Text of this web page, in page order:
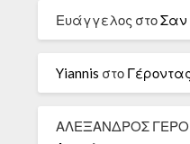
Ευάγγελος στοΣαν
Yiannis στο
ΑΛΕΞΑΝΔΡΟΣ